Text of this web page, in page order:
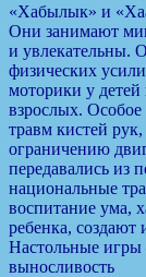
«Хабылык» и
Они занимают
и увлекательны.
физических
моторики у детей
взрослых. Особое
травм кистей
ограничению
передавались из
национальные
воспитание ума,
ребенка, создают
Настольные игры
выносливость